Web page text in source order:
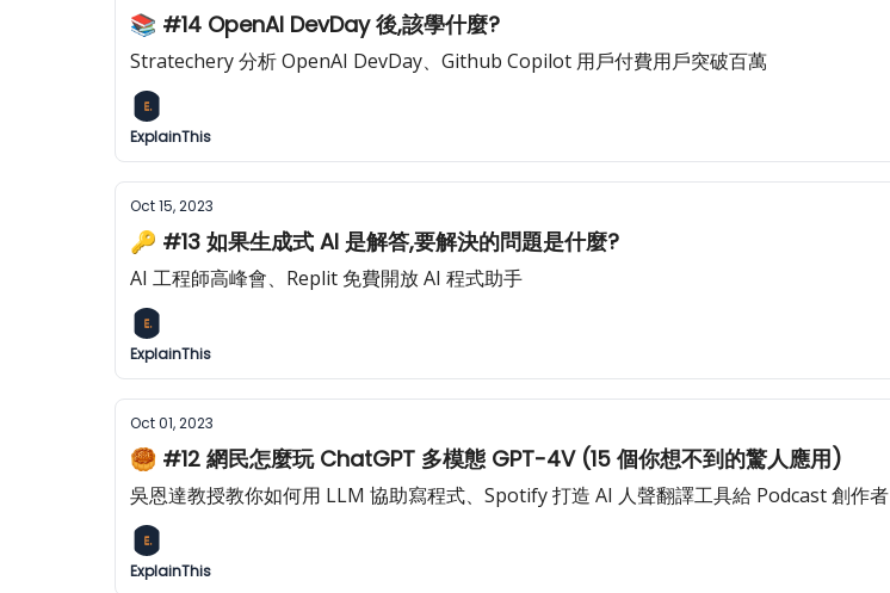
📚 #14 OpenAI DevDay 後,該學什麼?
Stratechery 分析 OpenAI DevDay、Github Copilot 用戶付費用戶突破百萬
ExplainThis
Oct 15, 2023
🔑 #13 如果生成式 AI 是解答,要解決的問題是什麼?
AI 工程師高峰會、Replit 免費開放 AI 程式助手
ExplainThis
Oct 01, 2023
🥮 #12 網民怎麼玩 ChatGPT 多模態 GPT-4V (15 個你想不到的驚人應用)
吳恩達教授教你如何用 LLM 協助寫程式、Spotify 打造 AI 人聲翻譯工具給 Podcast 創作者
ExplainThis